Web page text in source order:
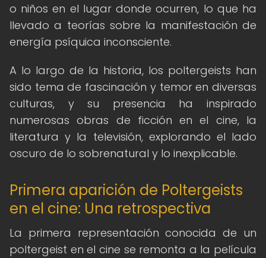
o niños en el lugar donde ocurren, lo que ha
llevado a teorías sobre la manifestación de
energía psíquica inconsciente.
A lo largo de la historia, los poltergeists han
sido tema de fascinación y temor en diversas
culturas, y su presencia ha inspirado
numerosas obras de ficción en el cine, la
literatura y la televisión, explorando el lado
oscuro de lo sobrenatural y lo inexplicable.
Primera aparición de Poltergeists
en el cine: Una retrospectiva
La primera representación conocida de un
poltergeist en el cine se remonta a la película